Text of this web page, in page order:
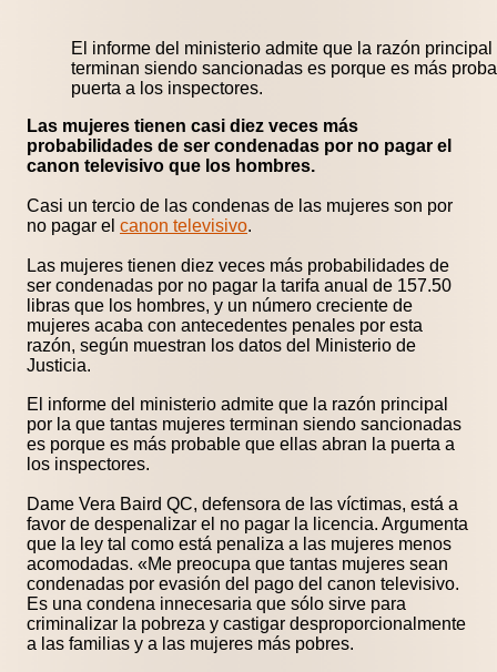
El informe del ministerio admite que la razón
terminan siendo sancionadas es porque es más
puerta a los inspectores.
Las mujeres tienen casi diez veces más
probabilidades de ser condenadas por no pagar el
canon televisivo que los hombres.
Casi un tercio de las condenas de las mujeres son por
no pagar el canon televisivo.
Las mujeres tienen diez veces más probabilidades de
ser condenadas por no pagar la tarifa anual de 157.50
libras que los hombres, y un número creciente de
mujeres acaba con antecedentes penales por esta
razón, según muestran los datos del Ministerio de
Justicia.
El informe del ministerio admite que la razón principal
por la que tantas mujeres terminan siendo sancionadas
es porque es más probable que ellas abran la puerta a
los inspectores.
Dame Vera Baird QC, defensora de las víctimas, está a
favor de despenalizar el no pagar la licencia. Argumenta
que la ley tal como está penaliza a las mujeres menos
acomodadas. «Me preocupa que tantas mujeres sean
condenadas por evasión del pago del canon televisivo.
Es una condena innecesaria que sólo sirve para
criminalizar la pobreza y castigar desproporcionalmente
a las familias y a las mujeres más pobres.